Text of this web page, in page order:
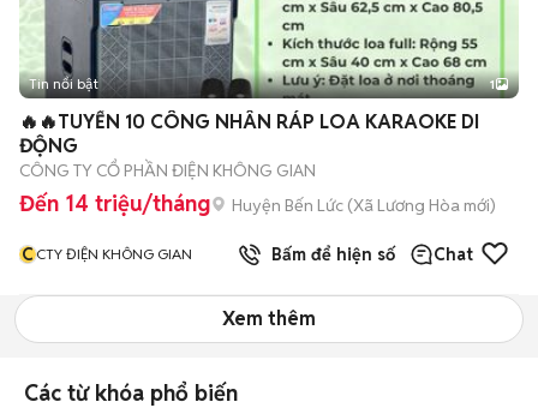
Tin nổi bật 1
🔥🔥TUYỂN 10 CÔNG NHÂN RÁP LOA KARAOKE DI
ĐỘNG
CÔNG TY CỔ PHẦN ĐIỆN KHÔNG GIAN
Đến 14 triệu/tháng Huyện Bến Lức (Xã Lương Hòa mới)
C CTY ĐIỆN KHÔNG GIAN Bấm để hiện số Chat
Xem thêm
Các từ khóa phổ biến